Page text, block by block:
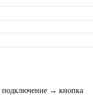
подключение → кнопка